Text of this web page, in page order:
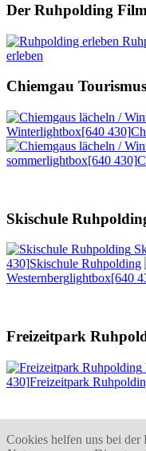
Der Ruhpolding
erleben
Chiemgau
Winterlightbox[640 430]
sommerlightbox[640 430]
Skischule
430]Skischule Ruhpolding
Westernberglightbox[640
Freizeitpark
430]Freizeitpark
Cookies helfen uns bei